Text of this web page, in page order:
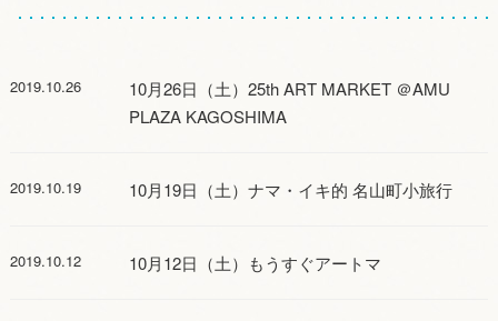
2019.10.26
10月26日（土）25th ART MARKET ＠AMU
PLAZA KAGOSHIMA
2019.10.19 10月19日（土）ナマ・イキ的 名山町小旅行
2019.10.12 10月12日（土）もうすぐアートマ